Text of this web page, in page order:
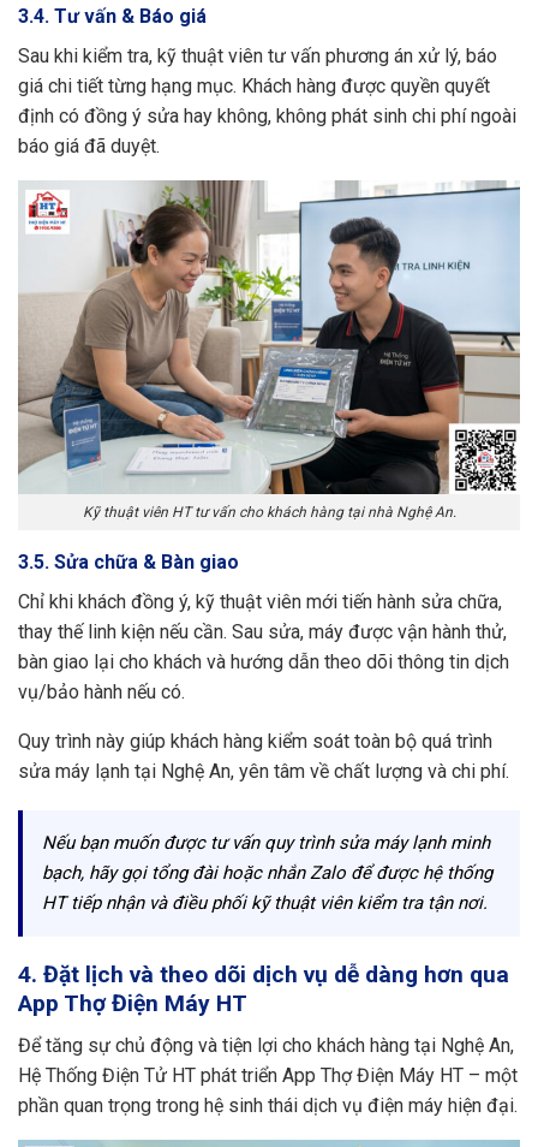
3.4. Tư vấn & Báo giá
Sau khi kiểm tra, kỹ thuật viên tư vấn phương án xử lý, báo
giá chi tiết từng hạng mục. Khách hàng được quyền quyết
định có đồng ý sửa hay không, không phát sinh chi phí ngoài
báo giá đã duyệt.
Kỹ thuật viên HT tư vấn cho khách hàng tại nhà Nghệ An.
3.5. Sửa chữa & Bàn giao
Chỉ khi khách đồng ý, kỹ thuật viên mới tiến hành sửa chữa,
thay thế linh kiện nếu cần. Sau sửa, máy được vận hành thử,
bàn giao lại cho khách và hướng dẫn theo dõi thông tin dịch
vụ/bảo hành nếu có.
Quy trình này giúp khách hàng kiểm soát toàn bộ quá trình
sửa máy lạnh tại Nghệ An, yên tâm về chất lượng và chi phí.
Nếu bạn muốn được tư vấn quy trình sửa máy lạnh minh
bạch, hãy gọi tổng đài hoặc nhắn Zalo để được hệ thống
HT tiếp nhận và điều phối kỹ thuật viên kiểm tra tận nơi.
4. Đặt lịch và theo dõi dịch vụ dễ dàng hơn qua
App Thợ Điện Máy HT
Để tăng sự chủ động và tiện lợi cho khách hàng tại Nghệ An,
Hệ Thống Điện Tử HT phát triển App Thợ Điện Máy HT – một
phần quan trọng trong hệ sinh thái dịch vụ điện máy hiện đại.